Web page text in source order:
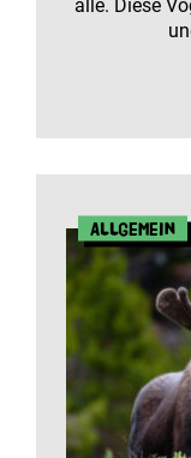
alle. Diese
Allgemein